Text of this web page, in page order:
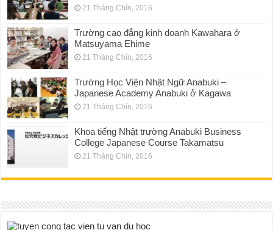
21 Tháng Chín, 2016
Trường cao đẳng kinh doanh Kawahara ở
Matsuyama Ehime
21 Tháng Chín, 2016
Trường Học Viện Nhật Ngữ Anabuki –
Japanese Academy Anabuki ở Kagawa
21 Tháng Chín, 2016
Khoa tiếng Nhật trường Anabuki Business
College Japanese Course Takamatsu
21 Tháng Chín, 2016